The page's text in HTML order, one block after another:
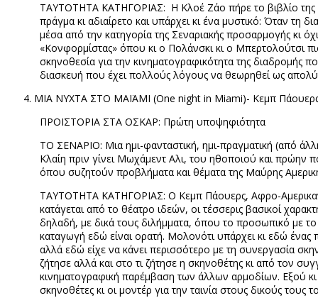
ΤΑΥΤΟΤΗΤΑ ΚΑΤΗΓΟΡΙΑΣ: Η Κλοέ Ζάο πήρε το βιβλίο
πράγμα κι αδιαίρετο και υπάρχει κι ένα μυστικό: Όταν τη
μέσα από την κατηγορία της Σεναριακής προσαρμογής κι
«Κονφορμίστας» όπου κι ο Πολάνσκι κι ο Μπερτολούτσι
σκηνοθεσία για την κινηματογραφικότητα της
διασκευή που έχει πολλούς λόγους να θεωρηθεί ως
ΜΙΑ ΝΥΧΤΑ ΣΤΟ ΜΑΪΑΜΙ (One night in Miami)- Κεμπ
ΠΡΟΪΣΤΟΡΙΑ ΣΤΑ ΟΣΚΑΡ: Πρώτη υποψηφιότητα
ΤΟ ΣΕΝΑΡΙΟ: Μια ημι-φανταστική, ημι-πραγματική (από
Κλαίη πριν γίνει Μωχάμεντ Αλι, του ηθοποιού και
όπου συζητούν προβλήματα και θέματα της Μαύρης
ΤΑΥΤΟΤΗΤΑ ΚΑΤΗΓΟΡΙΑΣ: Ο Κεμπ Πάουερς, Αφρο-
κατάγεται από το θέατρο ιδεών, οι τέσσερις βασικοί
δηλαδή, με δικά τους διλήμματα, όπου το προσωπικό με
καταγωγή εδώ είναι ορατή. Μολονότι υπάρχει κι εδώ
αλλά εδώ είχε να κάνει περισσότερο με τη συνεργασία
ζήτησε αλλά και στο τι ζήτησε η σκηνοθέτης κι από τον
κινηματογραφική παρέμβαση των άλλων αρμοδίων. Εξού
σκηνοθέτες κι οι μοντέρ για την ταινία στους δικούς τους